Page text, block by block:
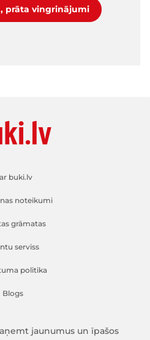
prāta vingrinājumi
buki.lv
noteikumi
grāmatas
serviss
politika
Blogs
jaunumus un īpašos